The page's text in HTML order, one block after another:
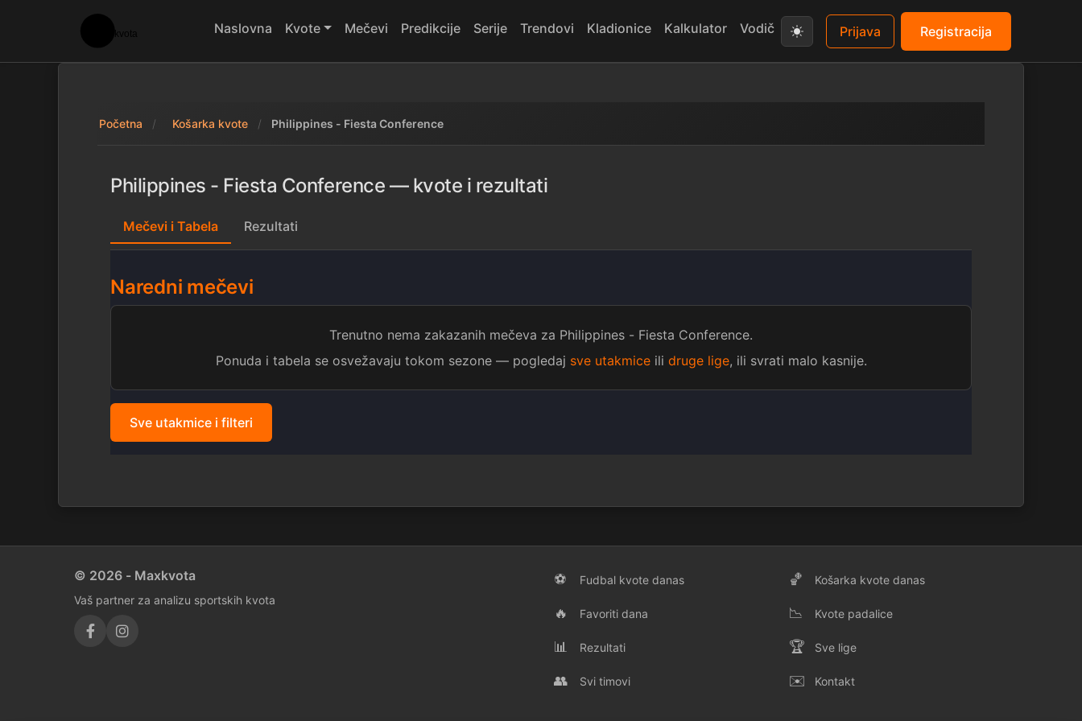
Naslovna Kvote Mečevi Predikcije Serije Trendovi Kladionice Kalkulator Vodič Prijava Registracija
Početna Košarka kvote Philippines - Fiesta Conference
Philippines - Fiesta Conference — kvote i rezultati
Mečevi i Tabela Rezultati
Naredni mečevi
Trenutno nema zakazanih mečeva za Philippines - Fiesta Conference.
Ponuda i tabela se osvežavaju tokom sezone — pogledaj sve utakmiceili druge lige, ili svrati malo kasnije.
Sve utakmice i filteri
© 2026 - Maxkvota
Vaš partner za analizu sportskih kvota
⚽ Fudbal kvote danas 🏀 Košarka kvote danas
🔥 Favoriti dana 📉 Kvote padalice
📊 Rezultati 🏆 Sve lige
👥 Svi timovi ✉️ Kontakt